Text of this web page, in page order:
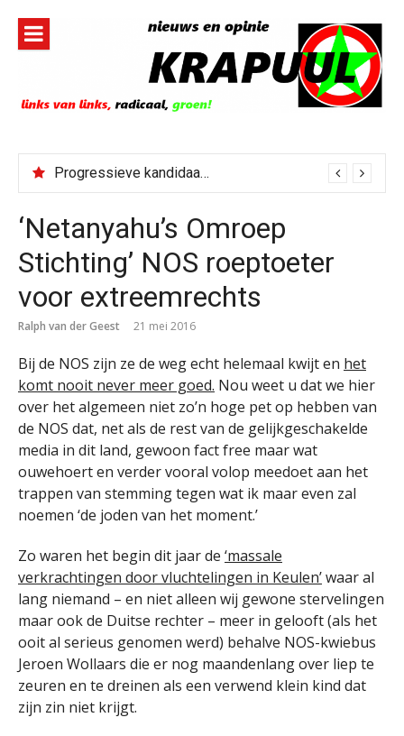
inhoud
Progressieve kandidaat El-Sayed senaatskandidaat Michigan
‘Netanyahu’s Omroep
Stichting’ NOS roeptoeter
voor extreemrechts
Ralph van der Geest 21 mei 2016
Bij de NOS zijn ze de weg echt helemaal kwijt en het
komt nooit never meer goed. Nou weet u dat we hier
over het algemeen niet zo’n hoge pet op hebben van
de NOS dat, net als de rest van de gelijkgeschakelde
media in dit land, gewoon fact free maar wat
ouwehoert en verder vooral volop meedoet aan het
trappen van stemming tegen wat ik maar even zal
noemen ‘de joden van het moment.’
Zo waren het begin dit jaar de ‘massale
verkrachtingen door vluchtelingen in Keulen’waar al
lang niemand – en niet alleen wij gewone stervelingen
maar ook de Duitse rechter – meer in gelooft (als het
ooit al serieus genomen werd) behalve NOS-kwiebus
Jeroen Wollaars die er nog maandenlang over liep te
zeuren en te dreinen als een verwend klein kind dat
zijn zin niet krijgt.